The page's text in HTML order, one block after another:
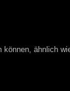
ähnlich